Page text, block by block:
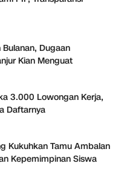
Dugaan
Kian Menguat
3.000 Lowongan Kerja,
Daftarnya
Kukuhkan Tamu Ambalan
Kepemimpinan Siswa